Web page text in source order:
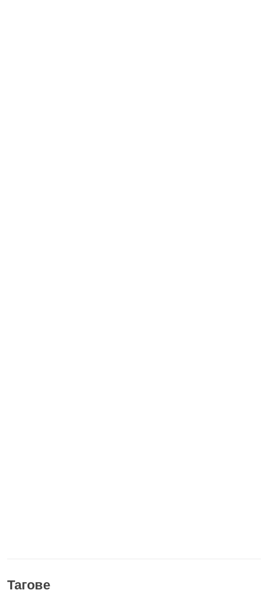
Тагове